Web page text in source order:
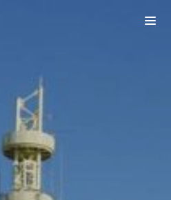
方はこちら
板（施設管理者専用）
災害情報